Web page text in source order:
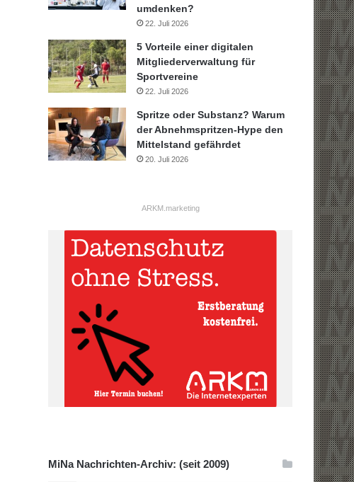
umdenken?
22. Juli 2026
5 Vorteile einer digitalen
Mitgliederverwaltung für
Sportvereine
22. Juli 2026
Spritze oder Substanz? Warum
der Abnehmspritzen-Hype den
Mittelstand gefährdet
20. Juli 2026
ARKM.marketing
MiNa Nachrichten-Archiv: (seit 2009)